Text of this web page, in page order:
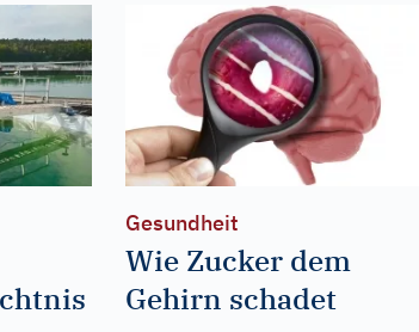
Gesundheit
Wie Zucker dem
Gehirn schadet